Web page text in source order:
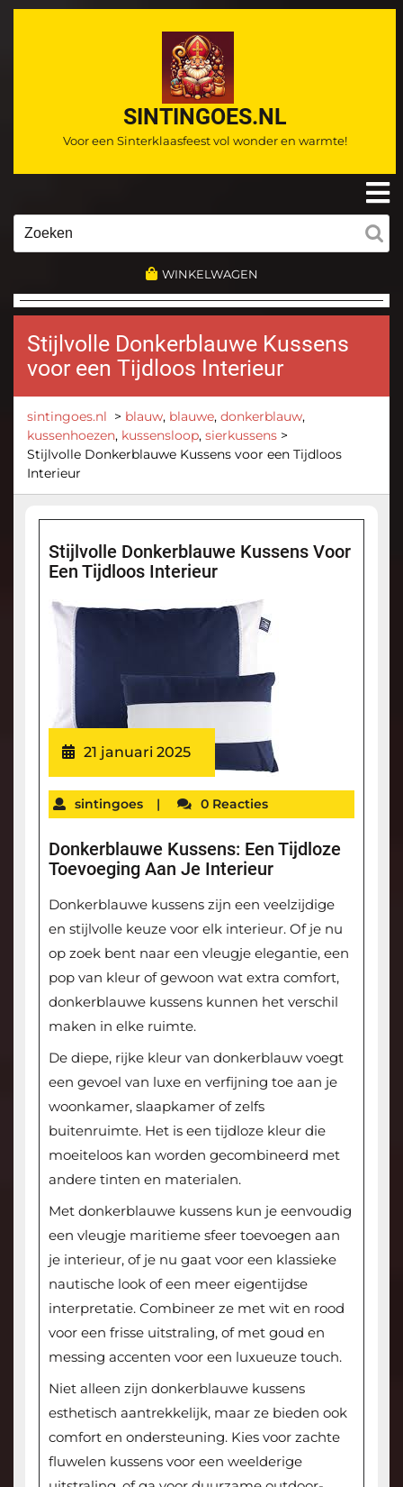
Ga
SINTINGOES.NL
Voor een Sinterklaasfeest vol wonder en warmte!
WINKELWAGEN
Stijlvolle Donkerblauwe Kussens
voor een Tijdloos Interieur
sintingoes.nl > blauw, blauwe, donkerblauw,
kussenhoezen, kussensloop, sierkussens >
Stijlvolle Donkerblauwe Kussens voor een Tijdloos
Interieur
Stijlvolle Donkerblauwe Kussens Voor
Een Tijdloos Interieur
21 januari 2025
sintingoes | 0 Reacties
Donkerblauwe Kussens: Een Tijdloze
Toevoeging Aan Je Interieur
Donkerblauwe kussens zijn een veelzijdige
en stijlvolle keuze voor elk interieur. Of je nu
op zoek bent naar een vleugje elegantie, een
pop van kleur of gewoon wat extra comfort,
donkerblauwe kussens kunnen het verschil
maken in elke ruimte.
De diepe, rijke kleur van donkerblauw voegt
een gevoel van luxe en verfijning toe aan je
woonkamer, slaapkamer of zelfs
buitenruimte. Het is een tijdloze kleur die
moeiteloos kan worden gecombineerd met
andere tinten en materialen.
Met donkerblauwe kussens kun je eenvoudig
een vleugje maritieme sfeer toevoegen aan
je interieur, of je nu gaat voor een klassieke
nautische look of een meer eigentijdse
interpretatie. Combineer ze met wit en rood
voor een frisse uitstraling, of met goud en
messing accenten voor een luxueuze touch.
Niet alleen zijn donkerblauwe kussens
esthetisch aantrekkelijk, maar ze bieden ook
comfort en ondersteuning. Kies voor zachte
fluwelen kussens voor een weelderige